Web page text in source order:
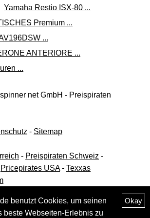
Versand ab 0,00 €
carparts über ebay.de
Zum Shop
bezahlter Link)
7,99 €*
bezahlter Link)
0,4x9x80 mm, Spender à 10
2,49 €*
Yamaha Restio ISX-80 ...
Premium ...
...
ANTERIORE ...
...
net GmbH - Preispiraten
- Sitemap
- Preispiraten Schweiz -
Pricepirates USA- Texxas
Okay
benutzt Cookies, um seinen
beste Webseiten-Erlebnis zu